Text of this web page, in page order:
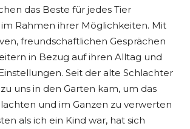
das Beste für jedes Tier
Rahmen ihrer Möglichkeiten. Mit
freundschaftlichen Gesprächen
in Bezug auf ihren Alltag und
Seit der alte Schlachter
uns in den Garten kam, um das
und im Ganzen zu verwerten
als ich ein Kind war, hat sich